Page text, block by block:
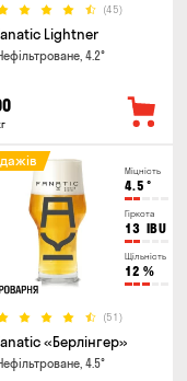
(45)
Lightner
4.2°
Міцність
4.5 °
Гіркота
13 IBU
Щільність
12 %
(51)
«Берлінгер»
4.5°